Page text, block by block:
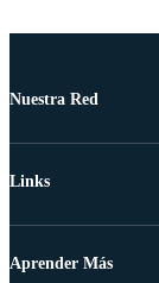
Nuestra Red
Links
Aprender Más